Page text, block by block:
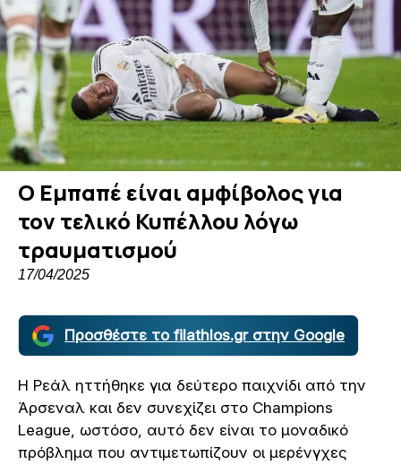
Ο Εμπαπέ είναι αμφίβολος για
τον τελικό Κυπέλλου λόγω
τραυματισμού
17/04/2025
Προσθέστε το filathlos.gr στην Google
Η Ρεάλ ηττήθηκε για δεύτερο παιχνίδι από την
Άρσεναλ και δεν συνεχίζει στο Champions
League, ωστόσο, αυτό δεν είναι το μοναδικό
πρόβλημα που αντιμετωπίζουν οι μερένγχες